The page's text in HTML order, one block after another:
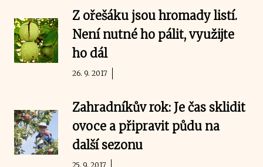
Z ořešáku jsou hromady listí.
Není nutné ho pálit, využijte
ho dál
26. 9. 2017
Zahradníkův rok: Je čas sklidit
ovoce a připravit půdu na
další sezonu
25. 9. 2017